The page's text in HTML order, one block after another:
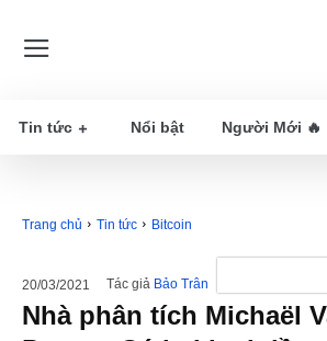
Tin tức Nổi bật Người Mới 🔥
Trang chủ Tin tức Bitcoin
20/03/2021 Tác giả Bảo Trân
Nhà phân tích Michaël